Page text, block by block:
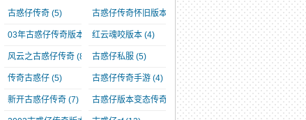
古惑仔传奇(5) 古惑仔传奇怀旧版本
03年古惑仔传奇版本 (3)红云魂咬版本(4)
风云之古惑仔传奇(8) 古惑仔私服(5)
传奇古惑仔(5) 古惑仔传奇手游(4)
新开古惑仔传奇(7) 古惑仔版本变态传奇